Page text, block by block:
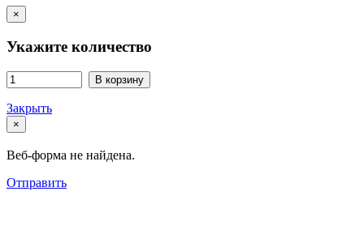
×
Укажите количество
В корзину
Закрыть
×
Веб-форма не найдена.
Отправить